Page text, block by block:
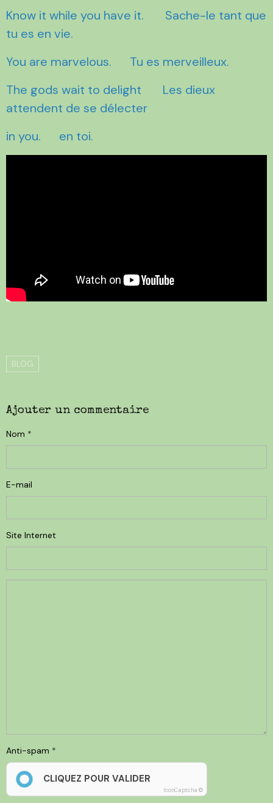
Know it while you have it. Sache-le tant que
tu es en vie.
You are marvelous. Tu es merveilleux.
The gods wait to delight Les dieux
attendent de se délecter
in you. en toi.
BLOG
Ajouter un commentaire
Nom
E-mail
Site Internet
Anti-spam
CLIQUEZ POUR VALIDER
IconCaptcha ©